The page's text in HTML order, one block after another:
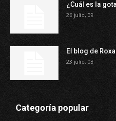
¿Cuál es la
26 julio, 09
El blog de
23 julio, 08
Categoría popular